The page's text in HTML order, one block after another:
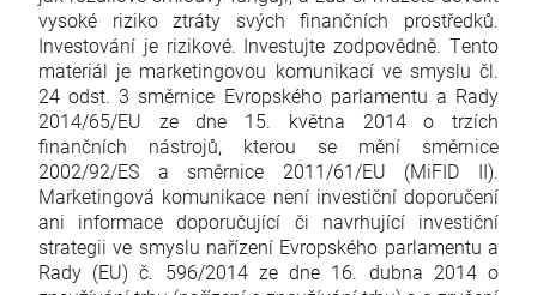
vysoké riziko ztráty svých finančních prostředků.
Investování je rizikové. Investujte zodpovědně. Tento
materiál je marketingovou komunikací ve smyslu čl.
24 odst. 3 směrnice Evropského parlamentu a Rady
2014/65/EU ze dne 15. května 2014 o trzích
finančních nástrojů, kterou se mění směrnice
2002/92/ES a směrnice 2011/61/EU (MiFID II).
Marketingová komunikace není investiční doporučení
ani informace doporučující či navrhující investiční
strategii ve smyslu nařízení Evropského parlamentu a
Rady (EU) č. 596/2014 ze dne 16. dubna 2014 o